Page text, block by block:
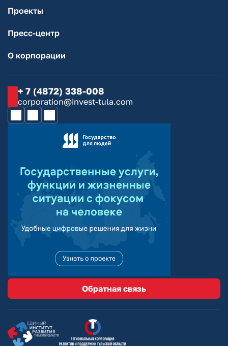
Проекты
Пресс-центр
О корпорации
+ 7 (4872) 338-008
corporation@invest-tula.com
Обратная связь